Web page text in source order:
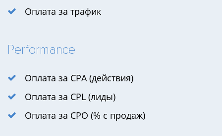
Оплата за трафик
Performance
Оплата за CPA (действия)
Оплата за CPL (лиды)
Оплата за CPO (% с продаж)